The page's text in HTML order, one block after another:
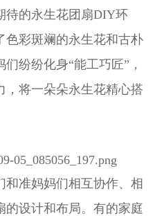
待的永生花团扇DIY环
色彩斑斓的永生花和古朴
纷纷化身“能工巧匠”，
，将一朵朵永生花精心搭
和准妈妈们相互协作、相
的设计和布局。有的家庭